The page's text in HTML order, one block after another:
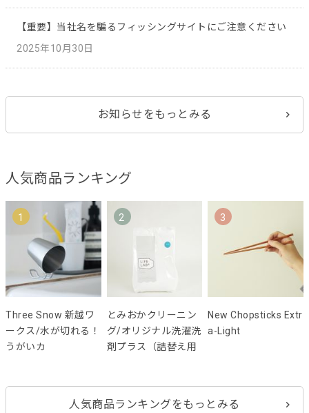
【重要】当社名を騙るフィッシングサイトにご注意ください
2025年10月30日
お知らせをもっとみる
人気商品ランキング
1
Three Snow 新越ワ
ークス/水が切れる！
うがいカ
2
とみおかクリーニン
グ/オリジナル洗濯洗
剤プラス（詰替え用
3
New Chopsticks Extr
a-Light
人気商品ランキングをもっとみる